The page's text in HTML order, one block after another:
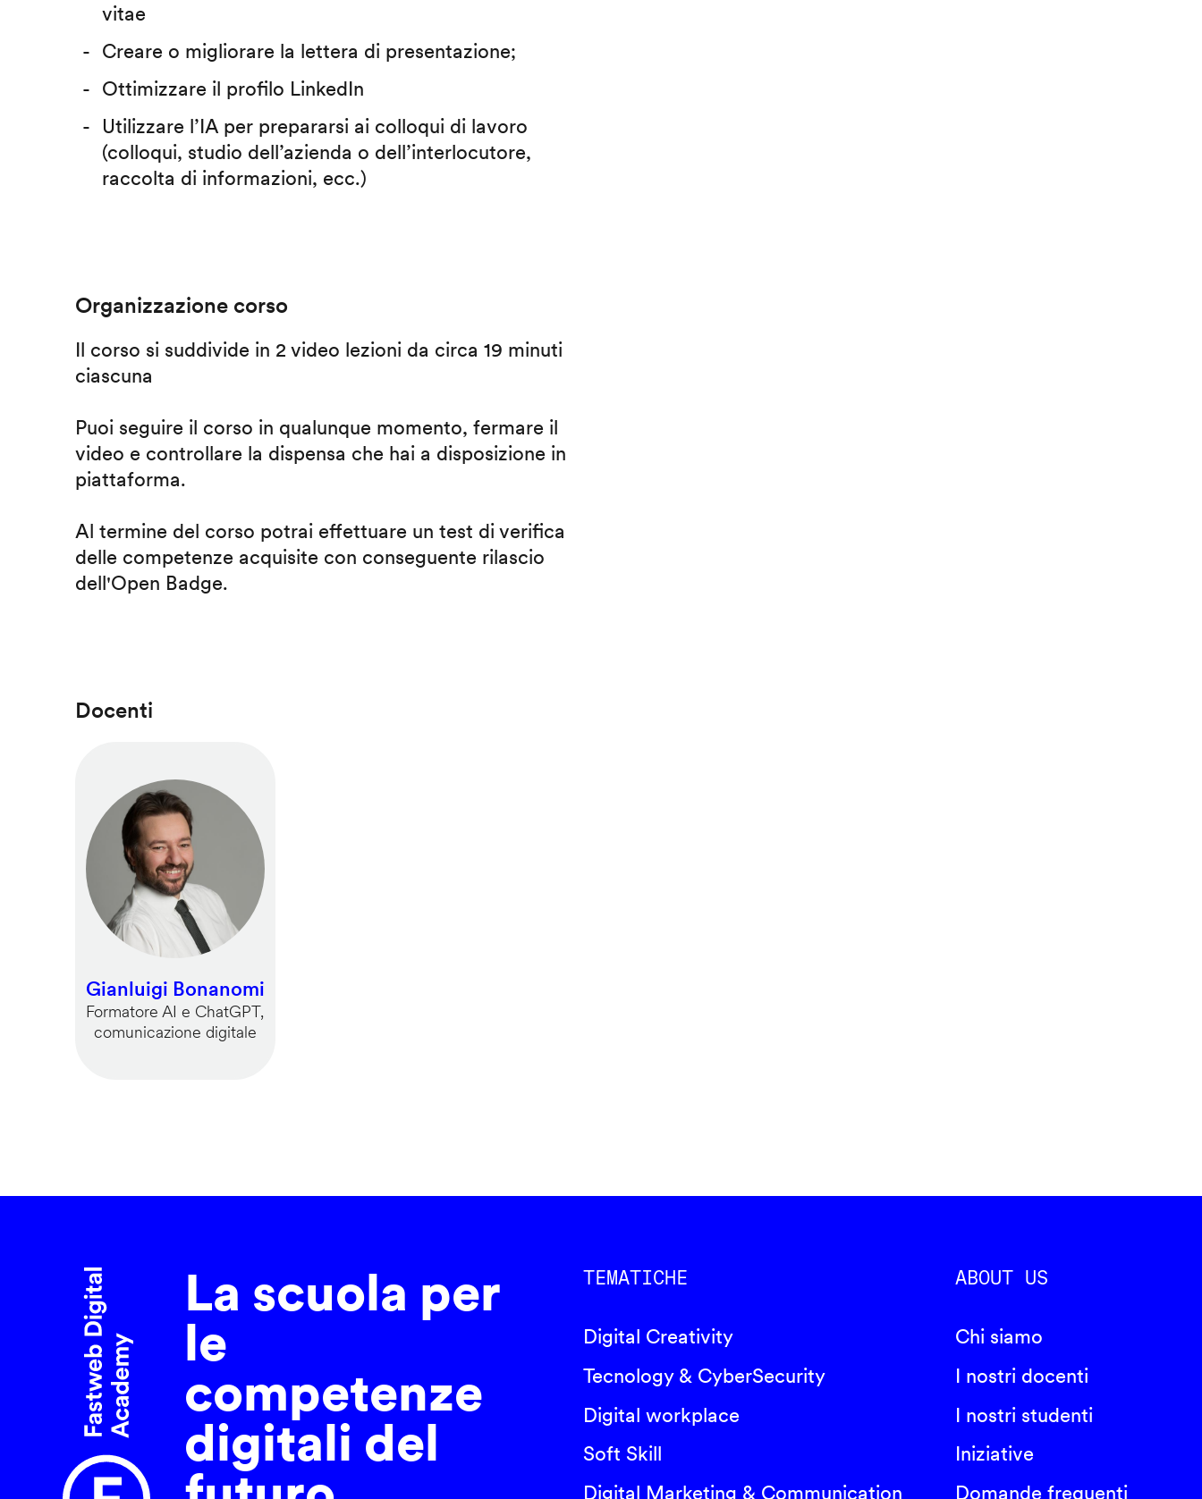
vitae
Creare o migliorare la lettera di presentazione;
Ottimizzare il profilo LinkedIn
Utilizzare l’IA per prepararsi ai colloqui di lavoro
(colloqui, studio dell’azienda o dell’interlocutore,
raccolta di informazioni, ecc.)
Organizzazione corso
Il corso si suddivide in 2 video lezioni da circa 19 minuti
ciascuna
Puoi seguire il corso in qualunque momento, fermare il
video e controllare la dispensa che hai a disposizione in
piattaforma.
Al termine del corso potrai effettuare un test di verifica
delle competenze acquisite con conseguente rilascio
dell'Open Badge.
Docenti
Gianluigi Bonanomi
Formatore AI e ChatGPT,
comunicazione digitale
La scuola per
le
competenze
digitali del
TEMATICHE
Digital Creativity
Tecnology & CyberSecurity
Digital workplace
Soft Skill
Digital Marketing & Communication
ABOUT US
Chi siamo
I nostri docenti
I nostri studenti
Iniziative
Domande frequenti